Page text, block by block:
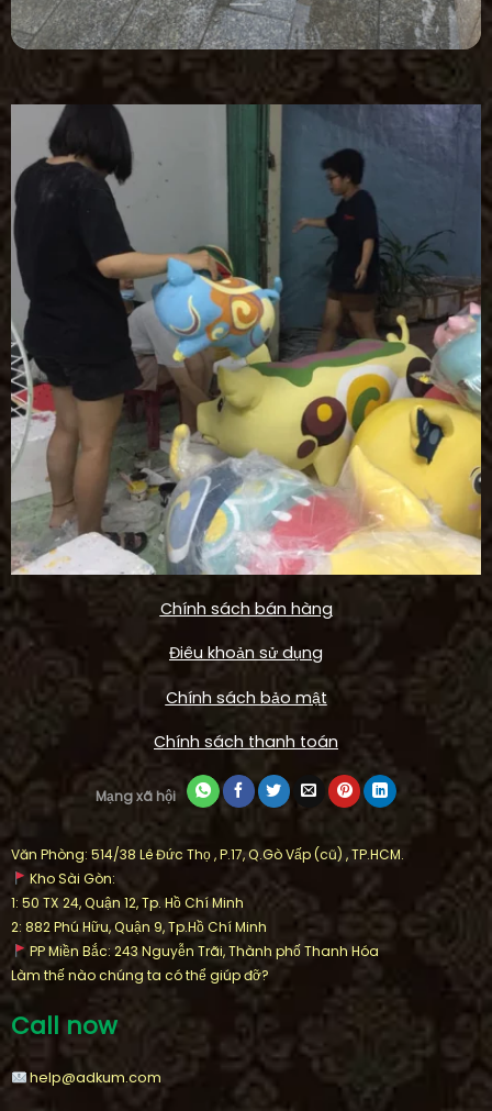
Chính sách bán hàng
Điêu khoản sử dụng
Chính sách bảo mật
Chính sách thanh toán
Mạng xã hội
Văn Phòng: 514/38 Lê Đức Thọ , P.17, Q.Gò Vấp (cũ) , TP.HCM.
Kho Sài Gòn:
1: 50 TX 24, Quận 12, Tp. Hồ Chí Minh
2: 882 Phú Hữu, Quận 9, Tp.Hồ Chí Minh
PP Miền Bắc: 243 Nguyễn Trãi, Thành phố Thanh Hóa
Làm thế nào chúng ta có thể giúp đỡ?
Call now
help@adkum.com